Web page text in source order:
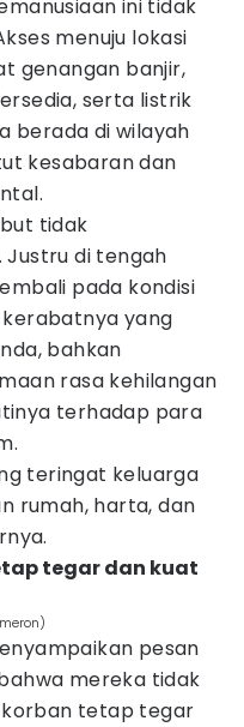
ini tidak
menuju lokasi
genangan banjir,
serta listrik
berada di wilayah
kesabaran dan
tidak
Justru di tengah
pada kondisi
yang
bahkan
rasa kehilangan
terhadap para
teringat keluarga
rumah, harta, dan
tegar dan kuat
pesan
mereka tidak
tetap tegar